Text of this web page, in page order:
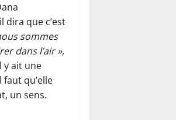
dira que c’est
sommes
dans l’air »,
y ait une
qu’elle
un sens.